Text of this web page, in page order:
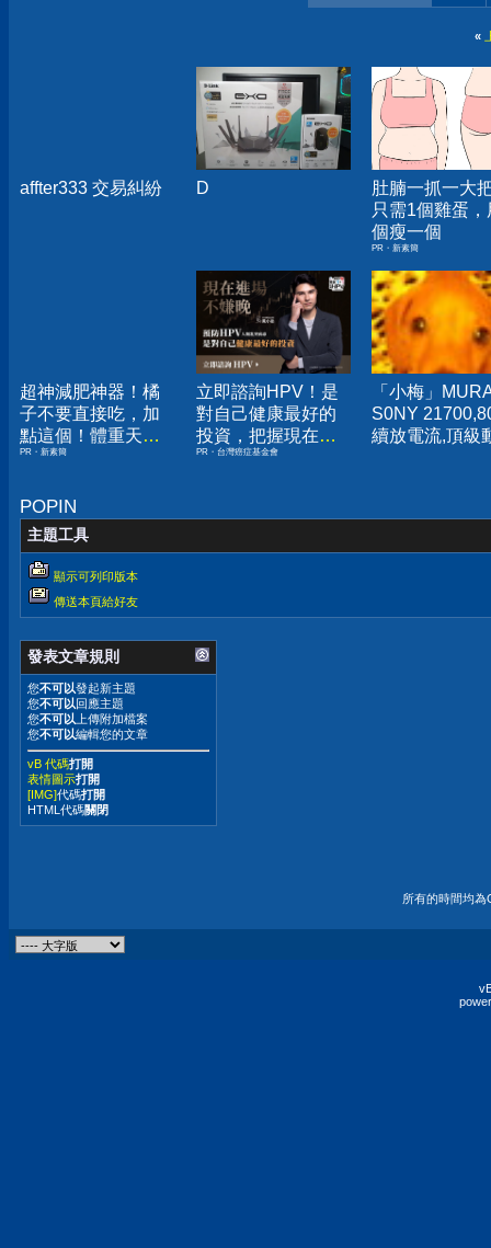
«
affter333 交易糾紛 D
肚腩一抓一大
只需1個雞蛋，
個瘦一個
PR・新素簡
超神減肥神器！橘
子不要直接吃，加
點這個！體重天天
下降
PR・新素簡
立即諮詢HPV！是
對自己健康最好的
投資，把握現在不
嫌晚！
PR・台灣癌症基金會
「小梅」
S0NY
續放電流,頂級
POPIN
主題工具
顯示可列印版本
傳送本頁給好友
發表文章規則
您不可以發起新主題
您不可以 回應主題
您不可以 上傳附加檔案
您不可以編輯您的文章
vB 代碼打開
表情圖示打開
[IMG]代碼打開
HTML代碼關閉
所有的時間均為